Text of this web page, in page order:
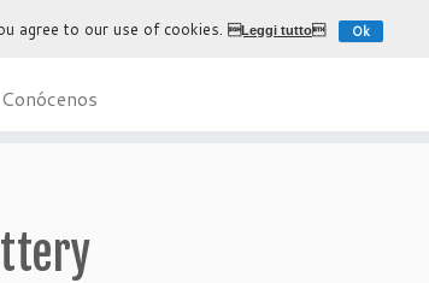
Conócenos
agree to our use of cookies.Leggi tutto Ok